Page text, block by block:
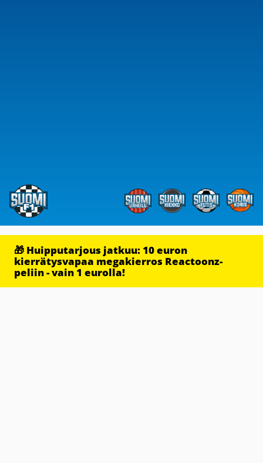
🎁 Huipputarjous jatkuu: 10 euron
kierrätysvapaa megakierros Reactoonz-
peliin - vain 1 eurolla!